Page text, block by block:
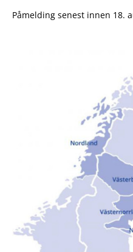
Påmelding senest innen 18.